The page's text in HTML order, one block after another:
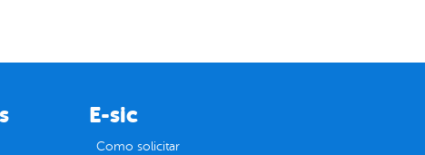
E-sic
Como solicitar